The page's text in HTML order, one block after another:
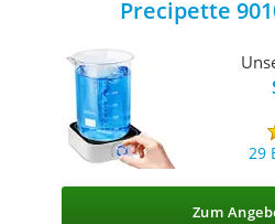
Precipette
29
Zum